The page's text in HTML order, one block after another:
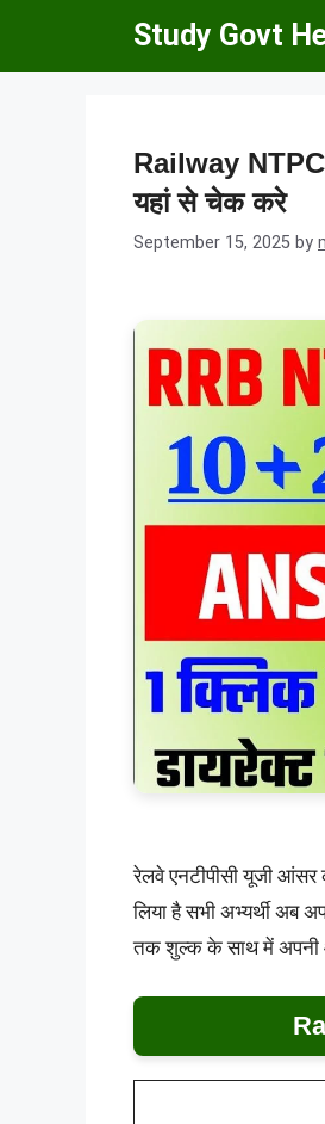
Study Govt
Railway NTPC
यहां से चेक करे
September 15, 2025 by
रेलवे एनटीपीसी यूजी आंसर
लिया है सभी अभ्यर्थी अब
तक शुल्क के साथ में अपनी